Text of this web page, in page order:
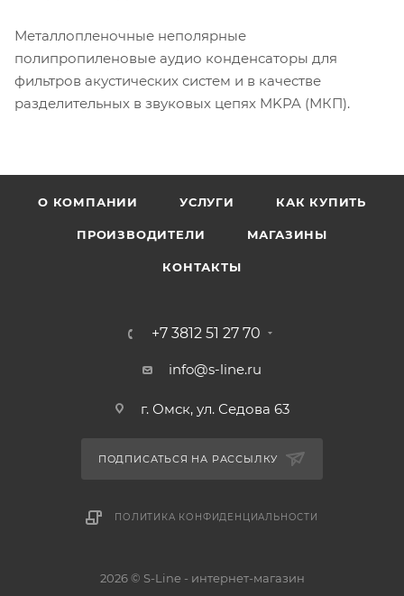
Металлопленочные неполярные
полипропиленовые аудио конденсаторы для
фильтров акустических систем и в качестве
разделительных в звуковых цепях MKPA (МКП).
О КОМПАНИИ УСЛУГИ КАК КУПИТЬ
ПРОИЗВОДИТЕЛИ МАГАЗИНЫ
КОНТАКТЫ
+7 3812 51 27 70
info@s-line.ru
г. Омск, ул. Седова 63
ПОДПИСАТЬСЯ НА РАССЫЛКУ
ПОЛИТИКА КОНФИДЕНЦИАЛЬНОСТИ
2026 © S-Line - интернет-магазин